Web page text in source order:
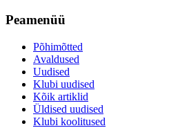
Peamenüü
Põhimõtted
Avaldused
Uudised
Klubi uudised
Kõik artiklid
Üldised uudised
Klubi koolitused